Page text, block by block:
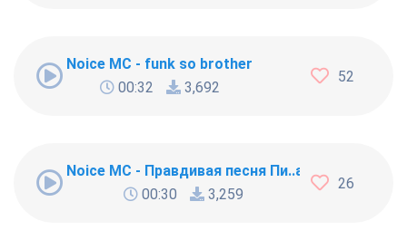
Noice MC - funk so brother
00:32
3,692
52
Noice MC - Правдивая песня Пи..абола
00:30
3,259
26